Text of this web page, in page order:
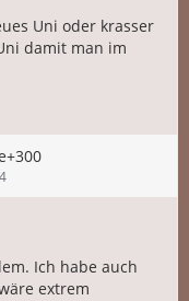
Uni oder krasser
damit man im
Ich habe auch
extrem